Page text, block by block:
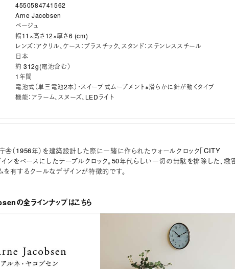
4550584741562
Arne Jacobsen
ベージュ
幅11×高さ12×厚さ6 (cm)
レンズ：アクリル、ケース：プラスチック、スタンド：ステンレススチール
日本
約 312g(電池含む）
1年間
電池式（単三電池2本）・スイープ式ムーブメント※滑らかに針が動くタイプ
機能：アラーム、スヌーズ、LEDライト
舎（1956年）を建築設計した際に一緒に作られたウォールクロック「CITY
ンをベースにしたテーブルクロック。50年代らしい一切の無駄を排除した、緻
を有するクールなデザインが特徴的です。
の全ラインナップはこちら